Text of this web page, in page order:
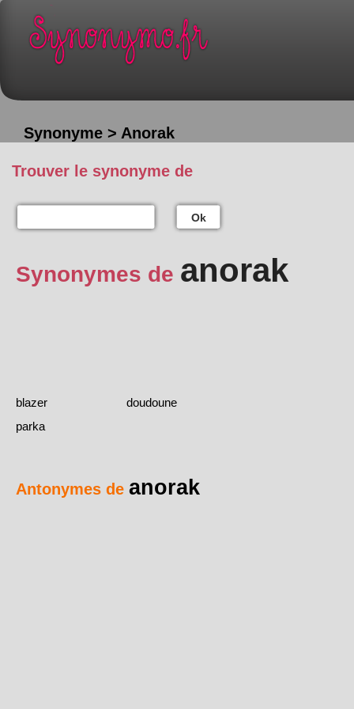
Synonyme > Anorak
Trouver le synonyme de
Ok
Synonymes de anorak
blazer
doudoune
parka
Antonymes de anorak